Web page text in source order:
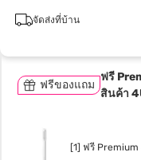
จัดส่งที่บ้าน
ฟรีของแถม
ฟรี
สินค้า
[1] ฟรี Premium